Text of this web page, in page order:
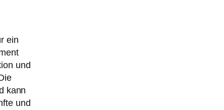
ein
und
kann
und